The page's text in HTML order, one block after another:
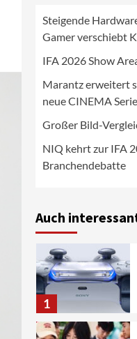
Steigende
Gamer verschiebt
IFA 2026 Show
Marantz erweitert
neue CINEMA
Großer Bild-
NIQ kehrt zur IFA
Branchendebatte
Auch
5
6
7
1